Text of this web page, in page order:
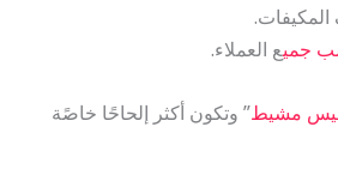
جميع العملاء.
مشيط” وتكون أكثر إلحاحًا خاصًة